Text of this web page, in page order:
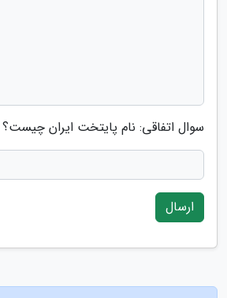
سوال اتفاقی: نام پایتخت ایران چیست؟
ارسال